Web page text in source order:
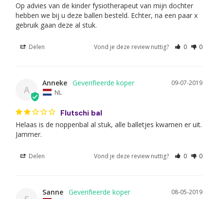
Op advies van de kinder fysiotherapeut van mijn dochter
hebben we bij u deze ballen besteld. Echter, na een paar x
gebruik gaan deze al stuk.
Delen Vond je deze review nuttig? 0 0
A
09-07-2019
Anneke
NL
Flutschi bal
Helaas is de noppenbal al stuk, alle balletjes kwamen er uit.
Jammer.
Delen Vond je deze review nuttig? 0 0
08-05-2019
Sanne